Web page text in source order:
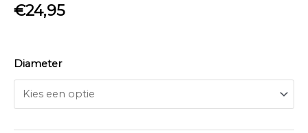
€24,95
Diameter